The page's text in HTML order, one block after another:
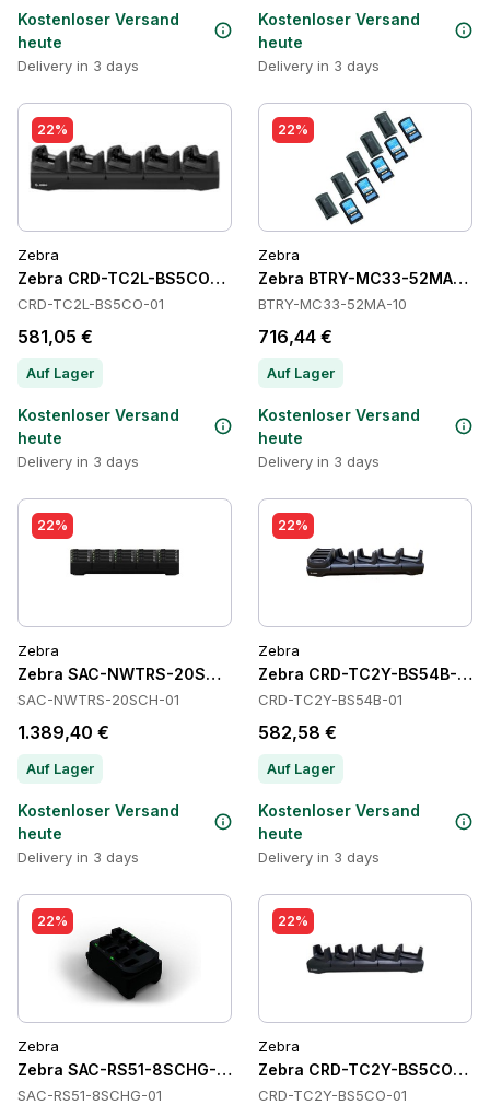
Kostenloser Versand
heute
Delivery in 3 days
Kostenloser Versand
heute
Delivery in 3 days
22%
Zebra
Zebra CRD-TC2L-BS5CO-01 Cradles
CRD-TC2L-BS5CO-01
581,05 €
Auf Lager
Kostenloser Versand
heute
Delivery in 3 days
22%
Zebra
Zebra BTRY-MC33-52MA-10
BTRY-MC33-52MA-10
716,44 €
Auf Lager
Kostenloser Versand
heute
Delivery in 3 days
22%
Zebra
Zebra SAC-NWTRS-20SCH-01 Batteries
SAC-NWTRS-20SCH-01
1.389,40 €
Auf Lager
Kostenloser Versand
heute
Delivery in 3 days
22%
Zebra
Zebra CRD-TC2Y-BS54B-01
CRD-TC2Y-BS54B-01
582,58 €
Auf Lager
Kostenloser Versand
heute
Delivery in 3 days
22%
Zebra
Zebra SAC-RS51-8SCHG-01 Batteries
SAC-RS51-8SCHG-01
22%
Zebra
Zebra CRD-TC2Y-BS5CO-01
CRD-TC2Y-BS5CO-01